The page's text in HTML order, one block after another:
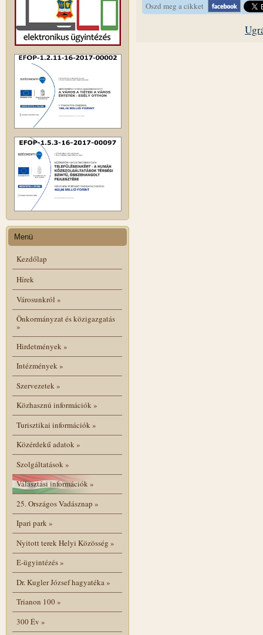
Menü
Kezdőlap
Hírek
Városunkról »
Önkormányzat és közigazgatás
»
Hirdetmények»
Intézmények»
Szervezetek»
Közhasznú információk»
Turisztikai információk»
Közérdekű adatok»
Szolgáltatások»
Választási információk»
25. Országos Vadásznap »
Ipari park»
Nyitott terek Helyi Közösség »
E-ügyintézés»
Dr. Kugler József hagyatéka»
Trianon 100»
300 Év »
Oszd meg a cikket